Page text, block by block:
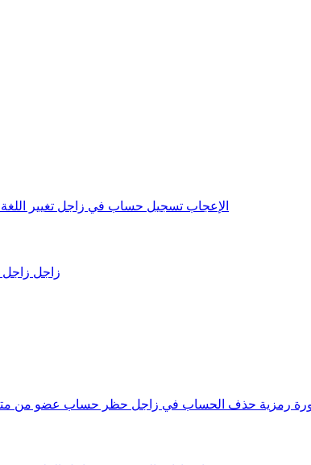
الإعجاب تسجيل حساب في زاجل تغيير اللغة
VBN زاجل زاجل
رمزية حذف الحساب في زاجل حظر حساب عضو من